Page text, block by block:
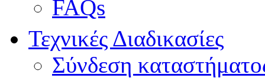
FAQs
Τεχνικές Διαδικασίες
Σύνδεση